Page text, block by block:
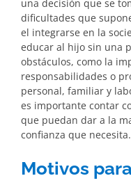
una decisión que se
dificultades que
el integrarse en la
educar al hijo sin una
obstáculos, como la
responsabilidades o
personal, familiar y
es importante contar
que puedan dar a la
confianza que necesita.
Motivos